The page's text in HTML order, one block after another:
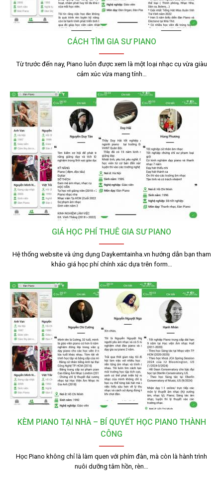
CÁCH TÌM GIA SƯ PIANO
Từ trước đến nay, Piano luôn được xem là một loại nhạc cụ vừa giàu
cảm xúc vừa mang tính…
GIÁ HỌC PHÍ THUÊ GIA SƯ PIANO
Hệ thống website và ứng dụng Daykemtainha.vn hướng dẫn bạn tham
khảo giá học phí chính xác dựa trên form…
KÈM PIANO TẠI NHÀ – BÍ QUYẾT HỌC PIANO THÀNH
CÔNG
Học Piano không chỉ là làm quen với phím đàn, mà còn là hành trình
nuôi dưỡng tâm hồn, rèn…